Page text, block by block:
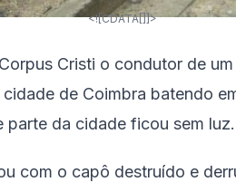
<![CDATA[]]>
Cristi o condutor de
de Coimbra batendo
parte da cidade ficou sem luz.
com o capô destruído e